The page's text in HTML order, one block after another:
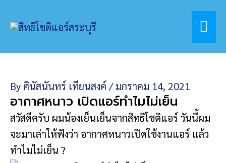
Home
สาระเรื่องแอร์
อากาศหนาว เปิดแอร์ทำไมไม่เย็น
By ศินัสนันทร์ เทียนสงค์ /มกราคม 14, 2021
อากาศหนาว เปิดแอร์ทำไมไม่เย็น
สวัสดีครับ ผมน้องเย็นเย็นจากสิทธิโชติแอร์ วันนี้ผม
จะมาเล่าให้ฟังว่า อากาศหนาวเปิดใช้งานแอร์ แล้ว
ทำไมไม่เย็น ?